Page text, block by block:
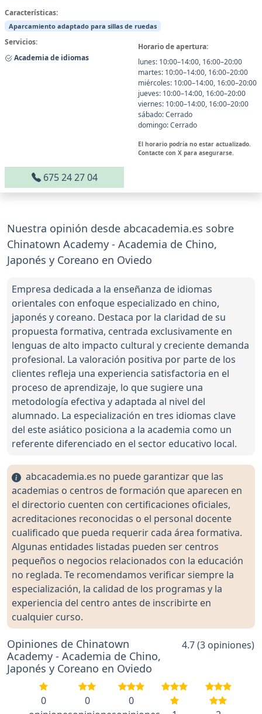
Características:
Aparcamiento adaptado para sillas de ruedas
Servicios:
Academia de idiomas
Horario de apertura:
lunes: 10:00–14:00, 16:00–20:00
martes: 10:00–14:00, 16:00–20:00
miércoles: 10:00–14:00, 16:00–20:00
jueves: 10:00–14:00, 16:00–20:00
viernes: 10:00–14:00, 16:00–20:00
sábado: Cerrado
domingo: Cerrado
El horario podría no estar actualizado.
Contacte con X para asegurarse.
675 24 27 04
Nuestra opinión desde abcacademia.es sobre
Chinatown Academy - Academia de Chino,
Japonés y Coreano en Oviedo
Empresa dedicada a la enseñanza de idiomas
orientales con enfoque especializado en chino,
japonés y coreano. Destaca por la claridad de su
propuesta formativa, centrada exclusivamente en
lenguas de alto impacto cultural y creciente demanda
profesional. La valoración positiva por parte de los
clientes refleja una experiencia satisfactoria en el
proceso de aprendizaje, lo que sugiere una
metodología efectiva y adaptada al nivel del
alumnado. La especialización en tres idiomas clave
del este asiático posiciona a la academia como un
referente diferenciado en el sector educativo local.
abcacademia.es no puede garantizar que las
academias o centros de formación que aparecen en
el directorio cuenten con certificaciones oficiales,
acreditaciones reconocidas o el personal docente
cualificado que pueda requerir cada área formativa.
Algunas entidades listadas pueden ser centros
pequeños o negocios relacionados con la educación
no reglada. Te recomendamos verificar siempre la
especialización, la calidad de los programas y la
experiencia del centro antes de inscribirte en
cualquier curso.
Opiniones de Chinatown
Academy - Academia de Chino,
Japonés y Coreano en Oviedo
4.7 (3 opiniones)
0
0
0